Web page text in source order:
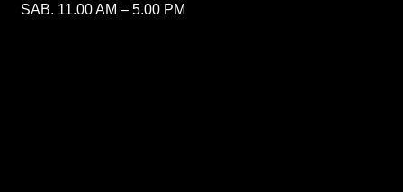
SAB. 11.00 AM – 5.00 PM